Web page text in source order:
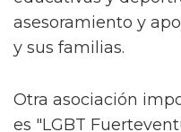
asesoramiento y
y sus familias.
Otra asociación
es "LGBT